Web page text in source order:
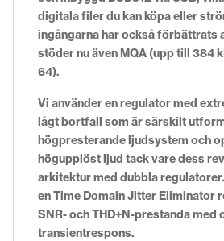
digitala filer du kan köpa eller
ingångarna har också förbättrats
stöder nu även MQA (upp till 384
64).
Vi använder en regulator med
lågt bortfall som är särskilt
högpresterande ljudsystem och
högupplöst ljud tack vare dess
arkitektur med dubbla
en Time Domain Jitter Eliminator
SNR- och THD+N-prestanda
transientrespons.